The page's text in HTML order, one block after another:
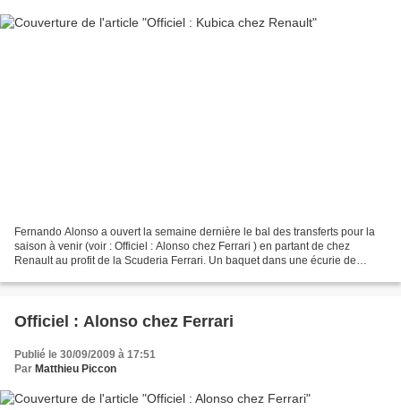
Fernando Alonso a ouvert la semaine dernière le bal des transferts pour la
saison à venir (voir : Officiel : Alonso chez Ferrari ) en partant de chez
Renault au profit de la Scuderia Ferrari. Un baquet dans une écurie de
Officiel : Alonso chez Ferrari
Publié le 30/09/2009 à 17:51
Par Matthieu Piccon